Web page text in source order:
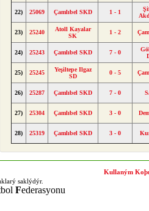
22) 25069 Çamlıbel SKD 1 - 1
23) 25240
Atoll Kayalar
SK
1 - 2
24) 25243 Çamlıbel SKD 7 - 0
25) 25245
Yeşiltepe Ilgaz
SD
0 - 5
26) 25287 Çamlıbel SKD 7 - 0
27) 25304 Çamlıbel SKD 3 - 0
28) 25319 Çamlıbel SKD 3 - 0
saklýdýr.
Federasyonu
Kullaným